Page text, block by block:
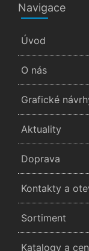
Navigace
Úvod
O nás
Grafické
Aktuality
Doprava
Kontakty a
Sortiment
Katalogy a